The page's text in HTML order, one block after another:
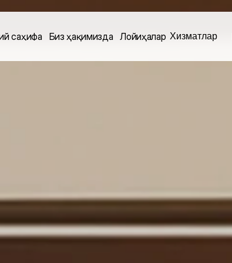
саҳифа Биз ҳақимизда Лойиҳалар Хизматлар